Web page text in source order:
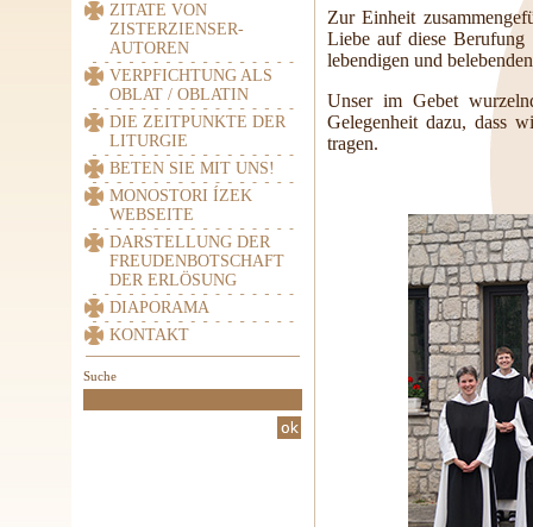
ZITATE VON
ZISTERZIENSER-
AUTOREN
VERPFICHTUNG ALS
OBLAT / OBLATIN
DIE ZEITPUNKTE DER
LITURGIE
BETEN SIE MIT UNS!
MONOSTORI ÍZEK
WEBSEITE
DARSTELLUNG DER
FREUDENBOTSCHAFT
DER ERLÖSUNG
DIAPORAMA
KONTAKT
Suche
Zur Einheit
Liebe auf diese
lebendigen und
Unser im Gebet
Gelegenheit dazu, dass
tragen.